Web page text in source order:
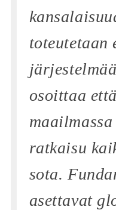
toteutetaan
osoittaa
ratkaisu
sota.
asettavat